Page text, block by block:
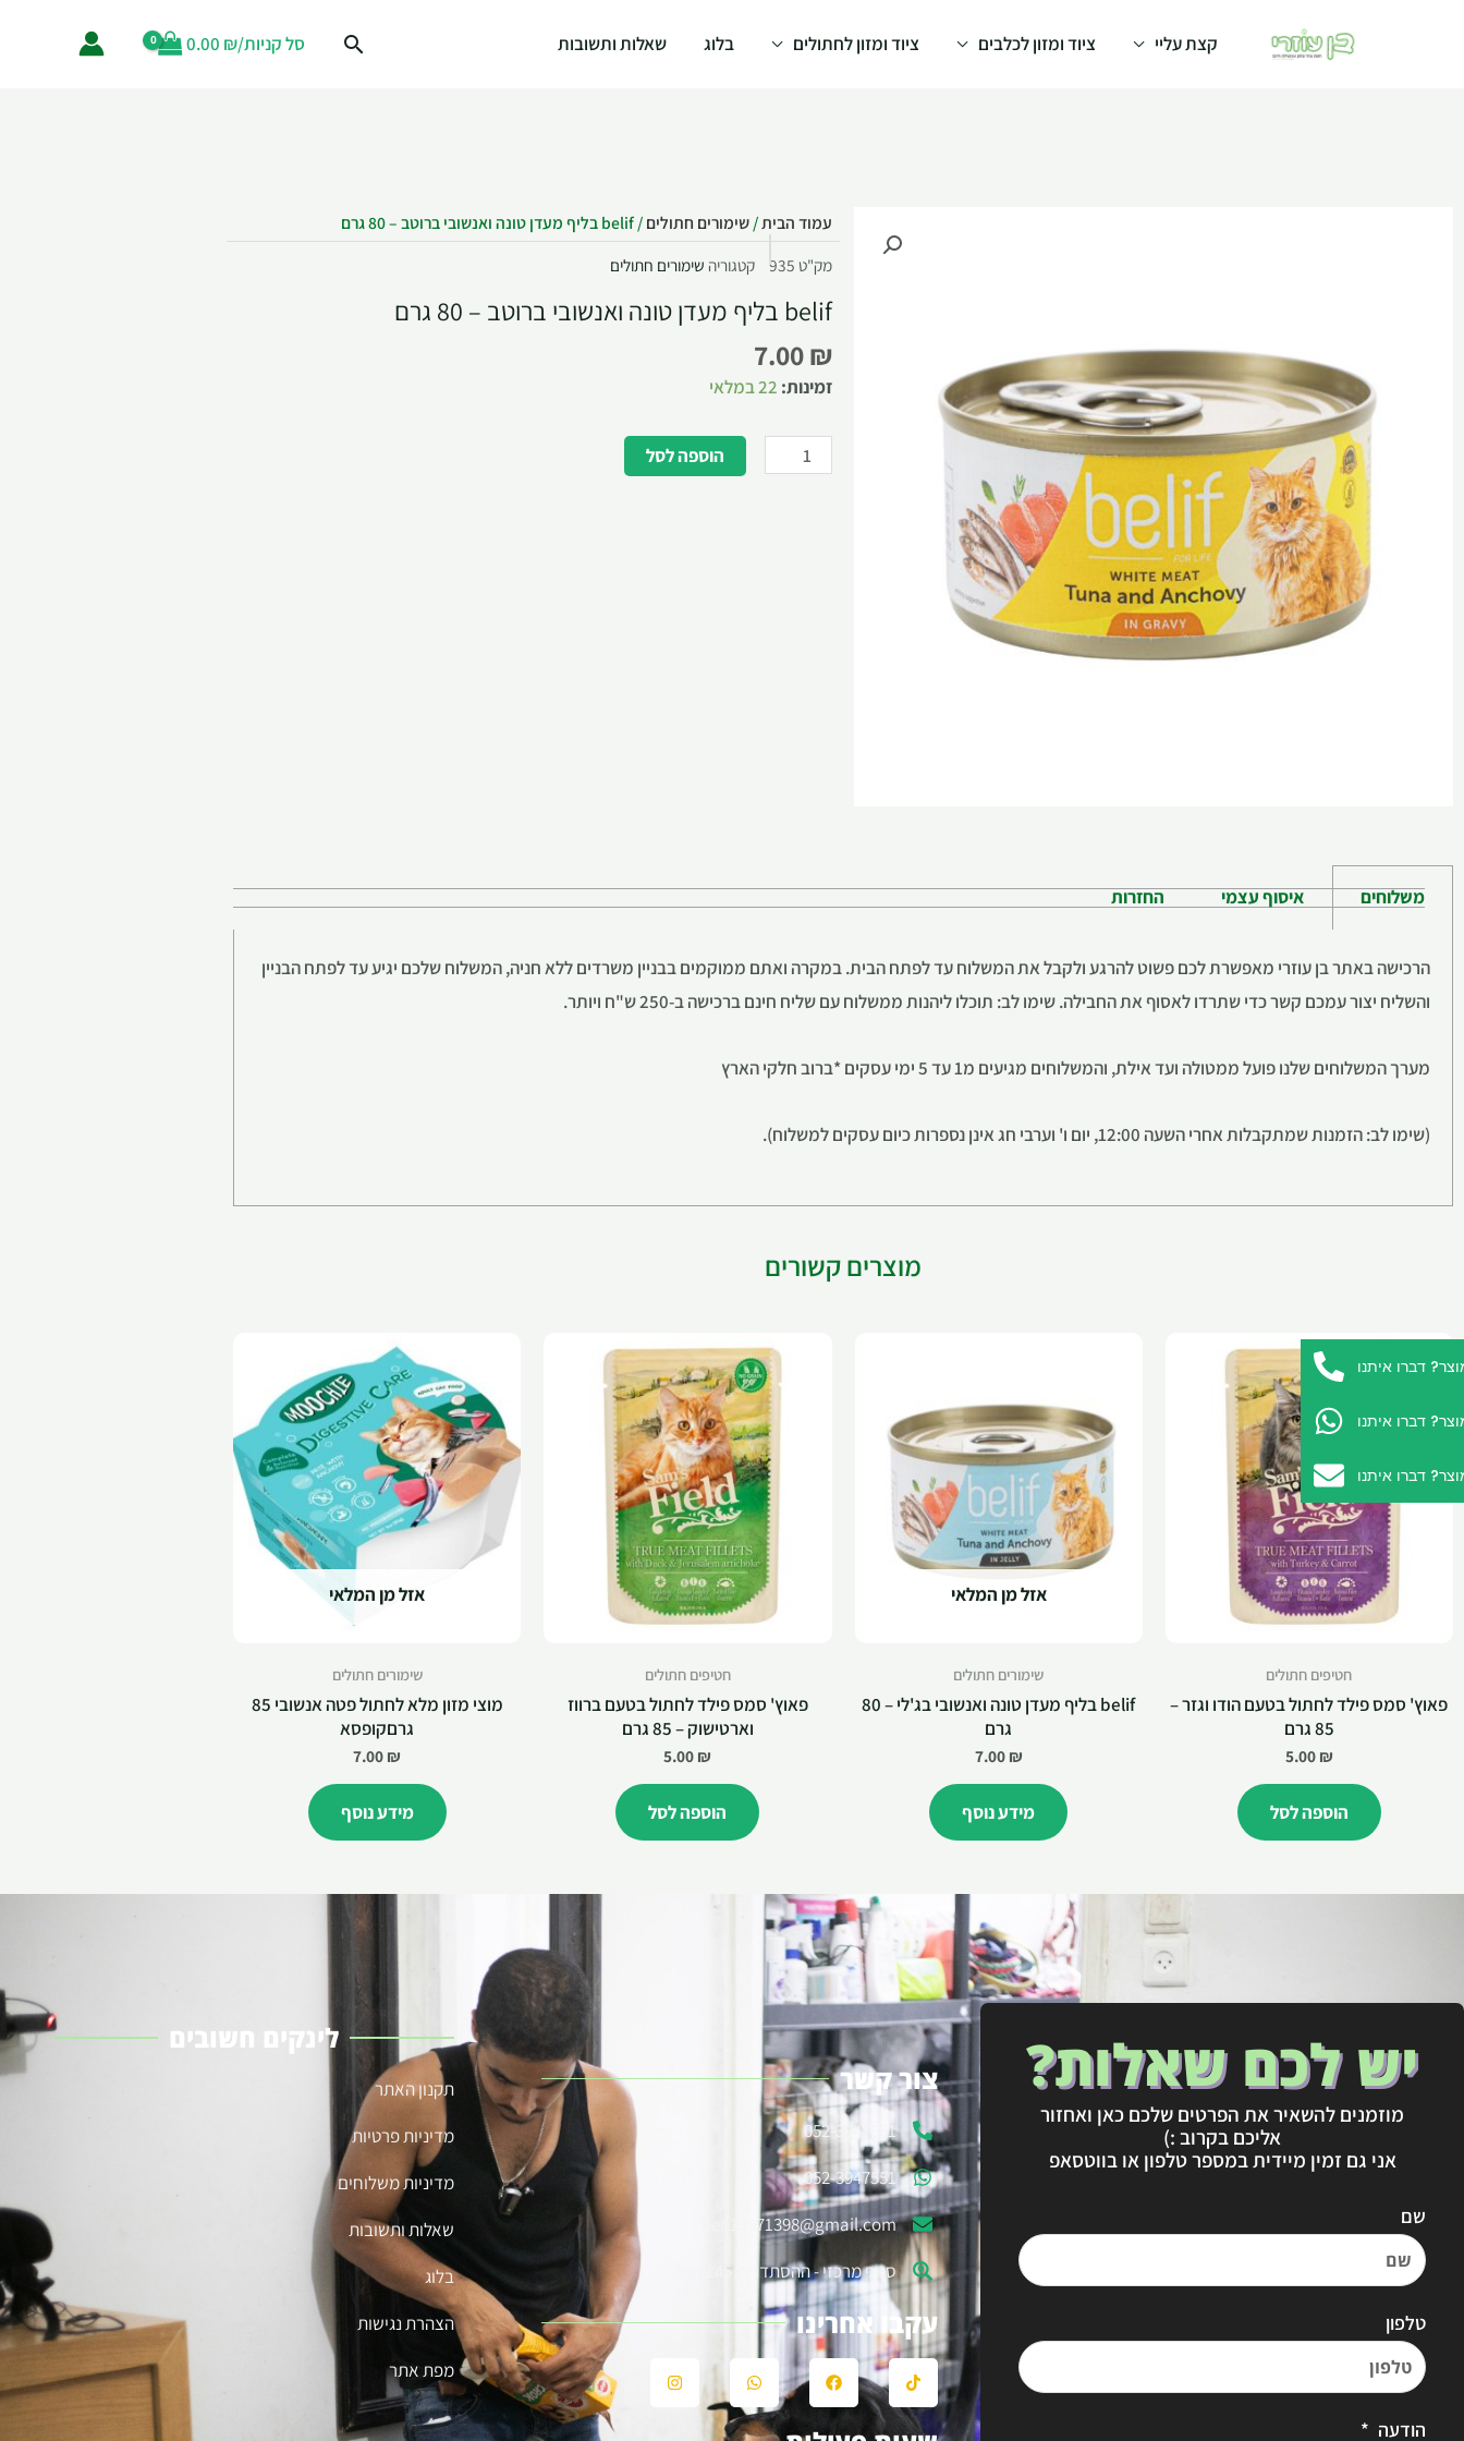
קצת עליי ציוד ומזון לכלבים ציוד ומזון לחתולים בלוג שאלות ותשובות סל קניות/ 0.00 ₪
עמוד הבית/ שימורים חתולים / belif בליף מעדן טונה ואנשובי ברוטב – 80 גרם
מק"ט 935 קטגוריה שימורים חתולים
belif בליף מעדן טונה ואנשובי ברוטב – 80 גרם
7.00₪
זמינות: 22 במלאי
הוספה לסל
משלוחים איסוף עצמי החזרות
הרכישה באתר בן עוזרי מאפשרת לכם פשוט להרגע ולקבל את המשלוח עד לפתח הבית. במקרה ואתם ממוקמים בבניין משרדים ללא חניה, המשלוח שלכם יגיע עד לפתח הבניין
והשליח יצור עמכם קשר כדי שתרדו לאסוף את החבילה. שימו לב: תוכלו ליהנות ממשלוח עם שליח חינם ברכישה ב-250 ש"ח ויותר.
מערך המשלוחים שלנו פועל ממטולה ועד אילת, והמשלוחים מגיעים מ1 עד 5 ימי עסקים *ברוב חלקי הארץ
(שימו לב: הזמנות שמתקבלות אחרי השעה 12:00, יום ו' וערבי חג אינן נספרות כיום עסקים למשלוח).
מוצרים קשורים
חטיפים חתולים
פאוץ' סמס פילד לחתול בטעם הודו וגזר –
85 גרם
5.00 ₪
הוספה לסל
אזל מן המלאי
שימורים חתולים
belif בליף מעדן טונה ואנשובי בג'לי – 80
גרם
7.00 ₪
מידע נוסף
חטיפים חתולים
פאוץ' סמס פילד לחתול בטעם ברווז
וארטישוק – 85 גרם
5.00 ₪
הוספה לסל
אזל מן המלאי
שימורים חתולים
מוצי מזון מלא לחתול פטה אנשובי 85
גרםקופסא
7.00 ₪
מידע נוסף
יש לכם שאלות?
מוזמנים להשאיר את הפרטים שלכם כאן ואחזור
אליכם בקרוב :)
אני גם זמין מיידית במספר טלפון או בווטסאפ
שם
טלפון
הודעה
צור קשר
052-3947551
052-3947551
ben13971398@gmail.com
סניף מרכזי - ההסתדרות 145 חולון
עקבו אחרינו
לינקים חשובים
תקנון האתר
מדיניות פרטיות
מדיניות משלוחים
שאלות ותשובות
בלוג
הצהרת נגישות
מפת אתר
דברו איתנו
דברו איתנו
דברו איתנו